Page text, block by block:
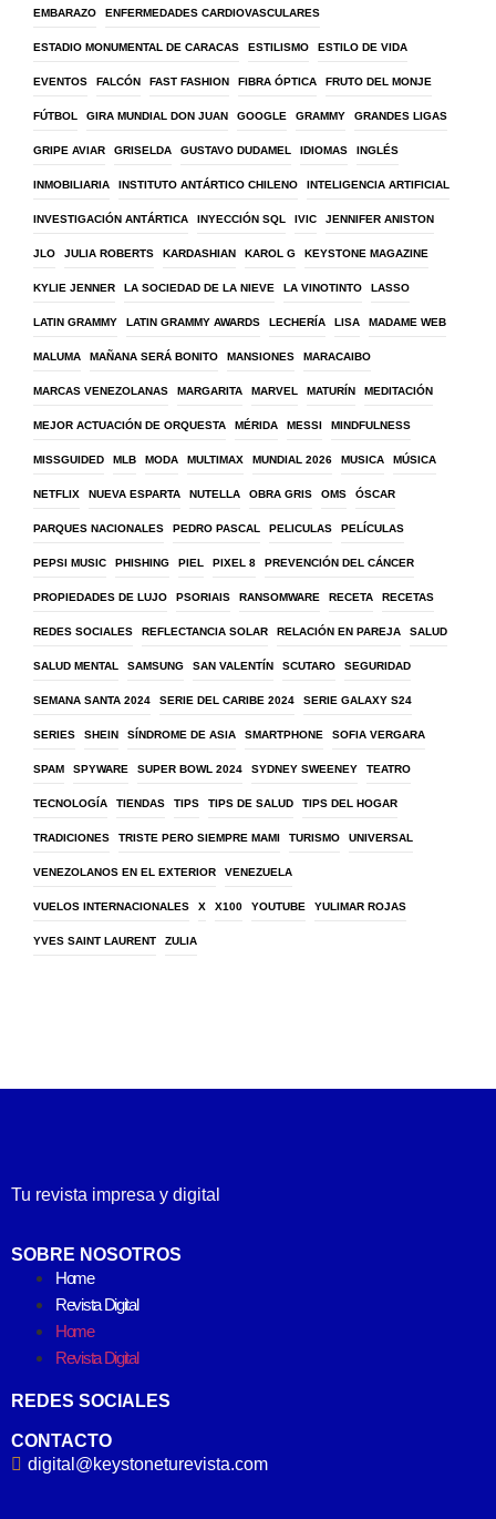
EMBARAZO ENFERMEDADES CARDIOVASCULARES
ESTADIO MONUMENTAL DE CARACAS ESTILISMO ESTILO DE VIDA
EVENTOS FALCÓN FAST FASHION FIBRA ÓPTICA FRUTO DEL MONJE
FÚTBOL GIRA MUNDIAL DON JUAN GOOGLE GRAMMY GRANDES LIGAS
GRIPE AVIAR GRISELDA GUSTAVO DUDAMEL IDIOMAS INGLÉS
INMOBILIARIA INSTITUTO ANTÁRTICO CHILENO INTELIGENCIA ARTIFICIAL
INVESTIGACIÓN ANTÁRTICA INYECCIÓN SQL IVIC JENNIFER ANISTON
JLO JULIA ROBERTS KARDASHIAN KAROL G KEYSTONE MAGAZINE
KYLIE JENNER LA SOCIEDAD DE LA NIEVE LA VINOTINTO LASSO
LATIN GRAMMY LATIN GRAMMY AWARDS LECHERÍA LISA MADAME WEB
MALUMA MAÑANA SERÁ BONITO MANSIONES MARACAIBO
MARCAS VENEZOLANAS MARGARITA MARVEL MATURÍN MEDITACIÓN
MEJOR ACTUACIÓN DE ORQUESTA MÉRIDA MESSI MINDFULNESS
MISSGUIDED MLB MODA MULTIMAX MUNDIAL 2026 MUSICA MÚSICA
NETFLIX NUEVA ESPARTA NUTELLA OBRA GRIS OMS ÓSCAR
PARQUES NACIONALES PEDRO PASCAL PELICULAS PELÍCULAS
PEPSI MUSIC PHISHING PIEL PIXEL 8 PREVENCIÓN DEL CÁNCER
PROPIEDADES DE LUJO PSORIAIS RANSOMWARE RECETA RECETAS
REDES SOCIALES REFLECTANCIA SOLAR RELACIÓN EN PAREJA SALUD
SALUD MENTAL SAMSUNG SAN VALENTÍN SCUTARO SEGURIDAD
SEMANA SANTA 2024 SERIE DEL CARIBE 2024 SERIE GALAXY S24
SERIES SHEIN SÍNDROME DE ASIA SMARTPHONE SOFIA VERGARA
SPAM SPYWARE SUPER BOWL 2024 SYDNEY SWEENEY TEATRO
TECNOLOGÍA TIENDAS TIPS TIPS DE SALUD TIPS DEL HOGAR
TRADICIONES TRISTE PERO SIEMPRE MAMI TURISMO UNIVERSAL
VENEZOLANOS EN EL EXTERIOR VENEZUELA
VUELOS INTERNACIONALES X X100 YOUTUBE YULIMAR ROJAS
YVES SAINT LAURENT ZULIA
Tu revista impresa y digital
SOBRE NOSOTROS
Home
Revista Digital
Home
Revista Digital
REDES SOCIALES
CONTACTO
digital@keystoneturevista.com